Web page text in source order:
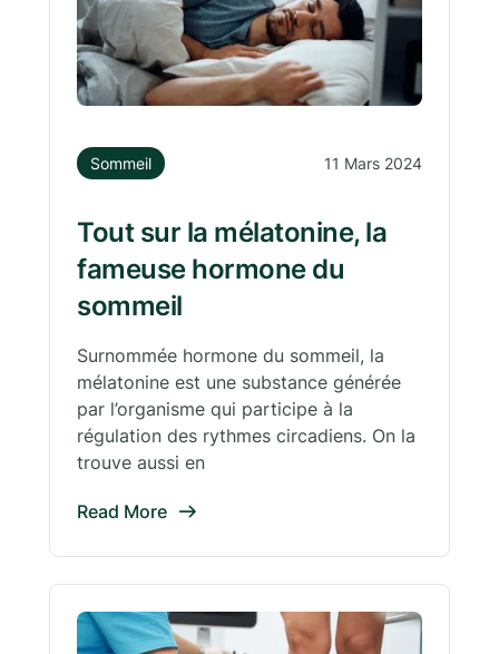
Sommeil 11 Mars 2024
Tout sur la mélatonine, la
fameuse hormone du
sommeil
Surnommée hormone du sommeil, la
mélatonine est une substance générée
par l’organisme qui participe à la
régulation des rythmes circadiens. On la
trouve aussi en
Read More